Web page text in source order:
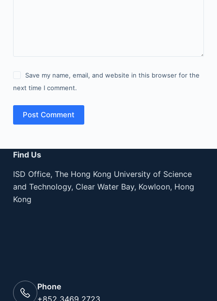
Save my name, email, and website in this browser for the
next time I comment.
Post Comment
Find Us
ISD Office, The Hong Kong University of Science
and Technology, Clear Water Bay, Kowloon, Hong
Kong
Phone
+852 3469 2723